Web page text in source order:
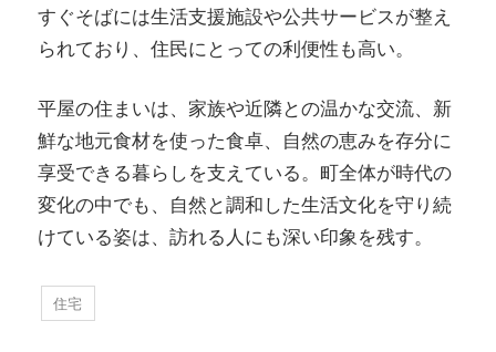
すぐそばには生活支援施設や公共サービスが整え
られており、住民にとっての利便性も高い。
平屋の住まいは、家族や近隣との温かな交流、新
鮮な地元食材を使った食卓、自然の恵みを存分に
享受できる暮らしを支えている。町全体が時代の
変化の中でも、自然と調和した生活文化を守り続
けている姿は、訪れる人にも深い印象を残す。
住宅